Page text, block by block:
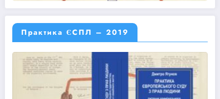
Практика ЄСПЛ – 2019